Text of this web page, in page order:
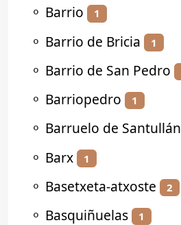
⚬ Barrio 1
⚬ Barrio de Bricia 1
⚬ Barrio de San Pedro
⚬ Barriopedro 1
⚬ Barruelo de Santullán
⚬ Barx 1
⚬ Basetxeta-atxoste 2
⚬ Basquiñuelas 1